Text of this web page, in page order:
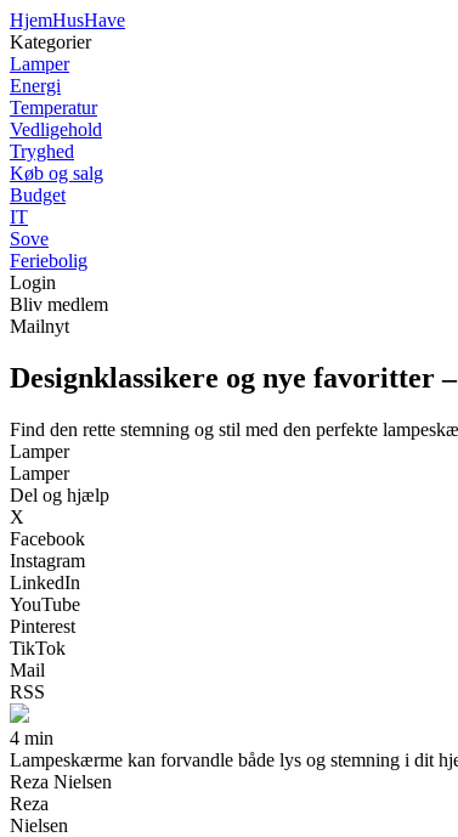
HjemHusHave
Kategorier
Lamper
Energi
Temperatur
Vedligehold
Tryghed
Køb og salg
Budget
IT
Sove
Feriebolig
Login
Bliv medlem
Mailnyt
Designklassikere og nye
Find den rette stemning og stil med den perfekte
Lamper
Lamper
Del og hjælp
X
Facebook
Instagram
LinkedIn
YouTube
Pinterest
TikTok
Mail
RSS
4 min
Lampeskærme kan forvandle både lys og stemning i dit
Reza Nielsen
Reza
Nielsen